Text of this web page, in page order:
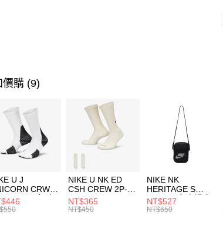
價購 (9)
U J
CRW
-160 男女 中
FZ3393100
NIKE U NK ED
CSH CREW 2P-
144 EMBRDY 男
女 短統襪
NT$365
NT$450
NIKE NK
HERITAGE S
SMIT 男女 側背包
BA5871010
NT$527
NT$650